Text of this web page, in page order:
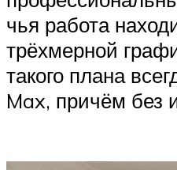
чья работа
трёхмерной
такого плана
Max, причём без